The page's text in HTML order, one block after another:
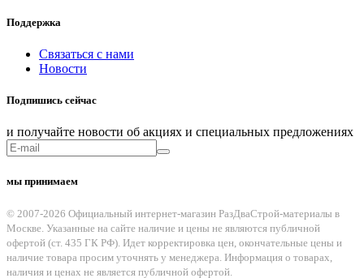
Поддержка
Связаться с нами
Новости
Подпишись сейчас
и получайте новости об акциях и специальных предложениях
мы принимаем
© 2007-2026 Официальный интернет-магазин РазДваСтрой-материалы в
Москве. Указанные на сайте наличие и цены не являются публичной
офертой (ст. 435 ГК РФ). Идет корректировка цен, окончательные цены и
наличие товара просим уточнять у менеджера. Информация о товарах,
наличия и ценах не является публичной офертой.